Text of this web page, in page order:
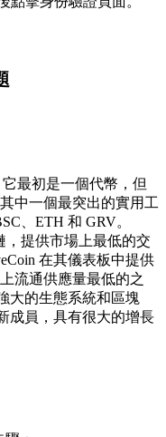
它最初是一個代幣，但
中一個最突出的實用工
、ETH 和 GRV。
，提供市場上最低的交
在其儀表板中提供
流通供應量最低的之
大的生態系統和區塊
成員，具有很大的增長